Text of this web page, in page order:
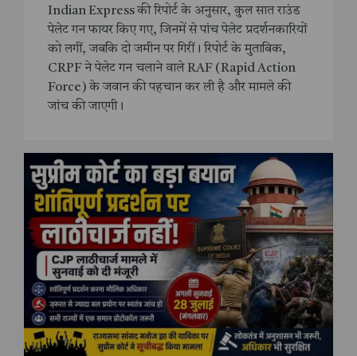
Indian Express की रिपोर्ट के अनुसार, कुल सात राउंड
पेलेट गन फायर किए गए, जिनमें से पांच पेलेट प्रदर्शनकारियों
को लगीं, जबकि दो जमीन पर गिरीं। रिपोर्ट के मुताबिक,
CRPF ने पेलेट गन चलाने वाले RAF (Rapid Action
Force) के जवान की पहचान कर ली है और मामले की
जांच की जाएगी।